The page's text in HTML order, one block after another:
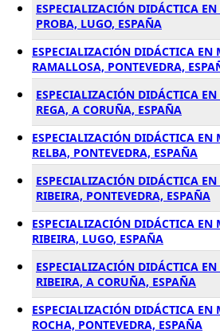
ESPECIALIZACIÓN DIDÁCTICA
PROBA, LUGO, ESPAÑA
ESPECIALIZACIÓN DIDÁCTICA EN
RAMALLOSA, PONTEVEDRA,
ESPECIALIZACIÓN DIDÁCTICA
REGA, A CORUÑA, ESPAÑA
ESPECIALIZACIÓN DIDÁCTICA EN
RELBA, PONTEVEDRA, ESPAÑA
ESPECIALIZACIÓN DIDÁCTICA
RIBEIRA, PONTEVEDRA, ESPAÑA
ESPECIALIZACIÓN DIDÁCTICA EN
RIBEIRA, LUGO, ESPAÑA
ESPECIALIZACIÓN DIDÁCTICA
RIBEIRA, A CORUÑA, ESPAÑA
ESPECIALIZACIÓN DIDÁCTICA EN
ROCHA, PONTEVEDRA, ESPAÑA